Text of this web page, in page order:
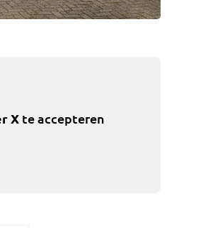
Xte accepteren